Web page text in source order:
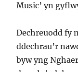
Music’ yn
Dechreuodd fy
ddechrau’r
byw yng